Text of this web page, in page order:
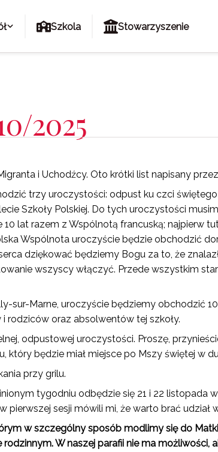
Szkola Stowarzyszenie
2025
i Uchodźcy. Oto krótki list napisany
trzy uroczystości: odpust ku czci świętego
Szkoły Polskiej. Do tych uroczystości
lat razem z Wspólnotą francuską; najpierw
Wspólnota uroczyście będzie obchodzić
dziękować będziemy Bogu za to, że
wszyscy włączyć. Przede wszystkim
sur-Marne, uroczyście będziemy obchodzić
rodziców oraz absolwentów tej szkoły.
odpustowej uroczystości. Proszę,
będzie miał miejsce po Mszy świętej w
przy grilu.
tygodniu odbędzie się 21 i 22 listopada
pierwszej sesji mówili mi, że warto brać udział
w szczególny sposób modlimy się do
W naszej parafii nie ma